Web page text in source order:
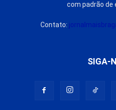
com padrão de
Contato:
SIGA-